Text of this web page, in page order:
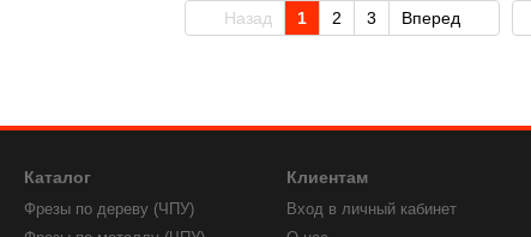
Назад 1 2 3 Вперед
Каталог
Фрезы по дереву (ЧПУ)
Клиентам
Вход в личный кабинет